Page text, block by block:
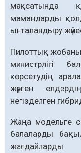
мақсатында
мамандарды
ынталандыру
Пилоттық
министрлігі
көрсетудің
жүрген
негізделген
Жаңа модельге
балаларды
жағдайларды